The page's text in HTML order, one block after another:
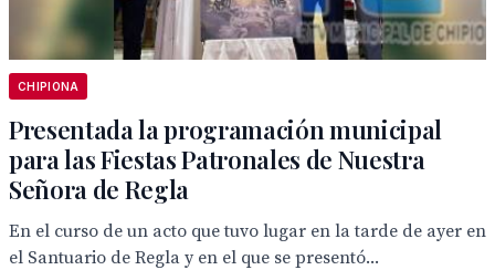
CHIPIONA
Presentada la programación municipal
para las Fiestas Patronales de Nuestra
Señora de Regla
En el curso de un acto que tuvo lugar en la tarde de ayer en
el Santuario de Regla y en el que se presentó...